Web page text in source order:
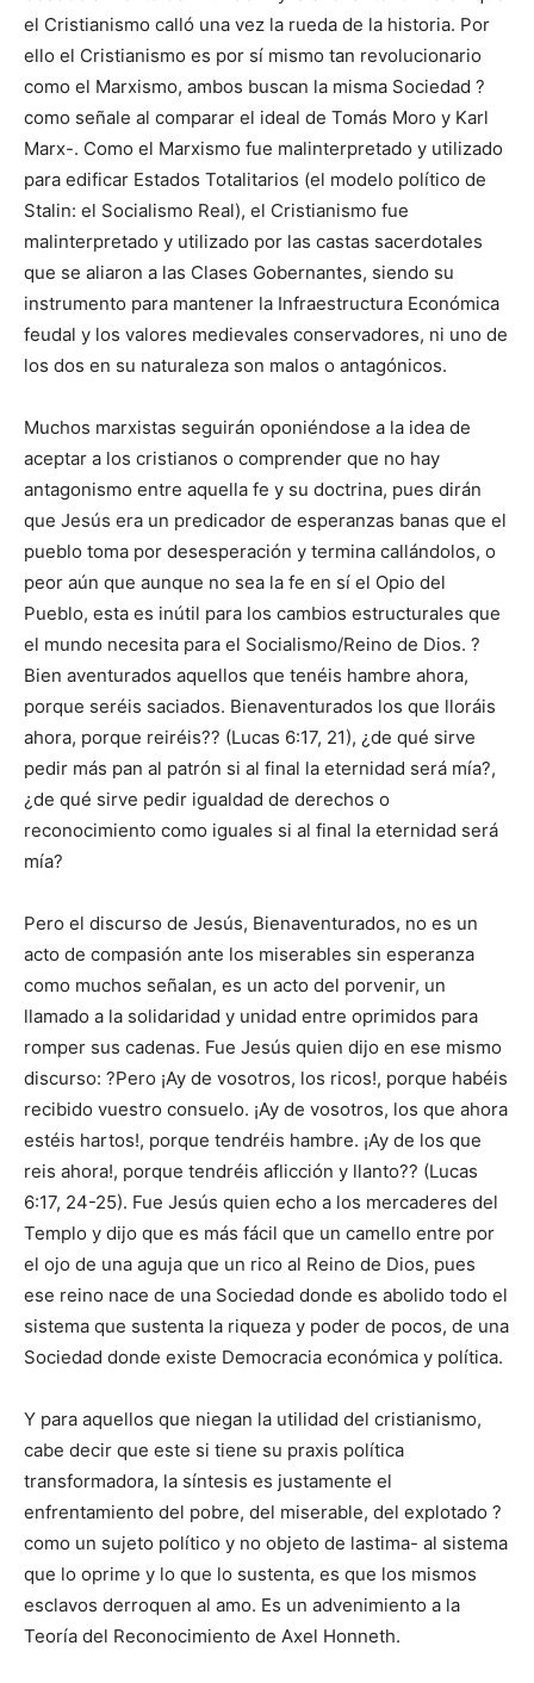
el Cristianismo calló una vez la rueda de la historia. Por
ello el Cristianismo es por sí mismo tan revolucionario
como el Marxismo, ambos buscan la misma Sociedad ?
como señale al comparar el ideal de Tomás Moro y Karl
Marx-. Como el Marxismo fue malinterpretado y utilizado
para edificar Estados Totalitarios (el modelo político de
Stalin: el Socialismo Real), el Cristianismo fue
malinterpretado y utilizado por las castas sacerdotales
que se aliaron a las Clases Gobernantes, siendo su
instrumento para mantener la Infraestructura Económica
feudal y los valores medievales conservadores, ni uno de
los dos en su naturaleza son malos o antagónicos.
Muchos marxistas seguirán oponiéndose a la idea de
aceptar a los cristianos o comprender que no hay
antagonismo entre aquella fe y su doctrina, pues dirán
que Jesús era un predicador de esperanzas banas que el
pueblo toma por desesperación y termina callándolos, o
peor aún que aunque no sea la fe en sí el Opio del
Pueblo, esta es inútil para los cambios estructurales que
el mundo necesita para el Socialismo/Reino de Dios. ?
Bien aventurados aquellos que tenéis hambre ahora,
porque seréis saciados. Bienaventurados los que lloráis
ahora, porque reiréis?? (Lucas 6:17, 21), ¿de qué sirve
pedir más pan al patrón si al final la eternidad será mía?,
¿de qué sirve pedir igualdad de derechos o
reconocimiento como iguales si al final la eternidad será
mía?
Pero el discurso de Jesús, Bienaventurados, no es un
acto de compasión ante los miserables sin esperanza
como muchos señalan, es un acto del porvenir, un
llamado a la solidaridad y unidad entre oprimidos para
romper sus cadenas. Fue Jesús quien dijo en ese mismo
discurso: ?Pero ¡Ay de vosotros, los ricos!, porque habéis
recibido vuestro consuelo. ¡Ay de vosotros, los que ahora
estéis hartos!, porque tendréis hambre. ¡Ay de los que
reis ahora!, porque tendréis aflicción y llanto?? (Lucas
6:17, 24-25). Fue Jesús quien echo a los mercaderes del
Templo y dijo que es más fácil que un camello entre por
el ojo de una aguja que un rico al Reino de Dios, pues
ese reino nace de una Sociedad donde es abolido todo el
sistema que sustenta la riqueza y poder de pocos, de una
Sociedad donde existe Democracia económica y política.
Y para aquellos que niegan la utilidad del cristianismo,
cabe decir que este si tiene su praxis política
transformadora, la síntesis es justamente el
enfrentamiento del pobre, del miserable, del explotado ?
como un sujeto político y no objeto de lastima- al sistema
que lo oprime y lo que lo sustenta, es que los mismos
esclavos derroquen al amo. Es un advenimiento a la
Teoría del Reconocimiento de Axel Honneth.